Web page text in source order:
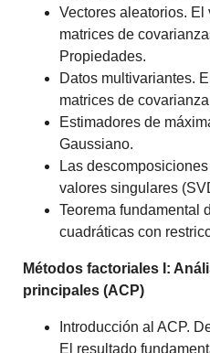
Vectores aleatorios.
matrices de
Propiedades.
Datos multivariantes.
matrices de
Estimadores de
Gaussiano.
Las
valores singulares
Teorema fundamental
cuadráticas con
Métodos factoriales I:
principales (ACP)
Introducción al ACP.
El resultado